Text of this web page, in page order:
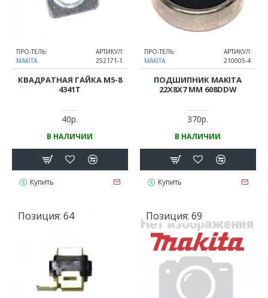
ПРО-ТЕЛЬ:
MAKITA
АРТИКУЛ:
252171-1
КВАДРАТНАЯ ГАЙКА M5-8
4341T
40р.
В НАЛИЧИИ
Купить
ПРО-ТЕЛЬ:
MAKITA
АРТИКУЛ:
210005-4
ПОДШИПНИК MAKITA
22X8X7 ММ 608DDW
370р.
В НАЛИЧИИ
Купить
Позиция: 64 Позиция: 69